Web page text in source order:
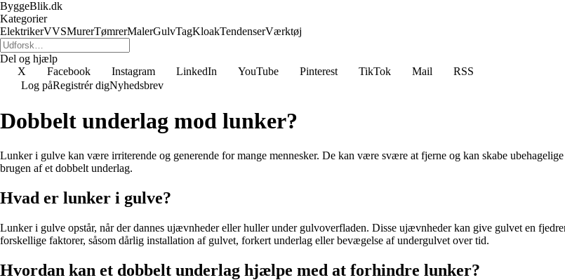
ByggeBlik.dk
Kategorier
ElektrikerVVSMurerTømrerMalerGulvTagKloakTendenserVærktøj
Del og hjælp
X
Facebook Instagram LinkedIn YouTube Pinterest TikTok Mail
RSS
Log påRegistrér digNyhedsbrev
Dobbelt underlag mod lunker?
Lunker i gulve kan være irriterende og generende for mange mennesker. De kan være svære at fjerne og kan skabe
brugen af et dobbelt underlag.
Hvad er lunker i gulve?
Lunker i gulve opstår, når der dannes ujævnheder eller huller under gulvoverfladen. Disse ujævnheder kan give gulvet en
forskellige faktorer, såsom dårlig installation af gulvet, forkert underlag eller bevægelse af undergulvet over tid.
Hvordan kan et dobbelt underlag hjælpe med at forhindre lunker?